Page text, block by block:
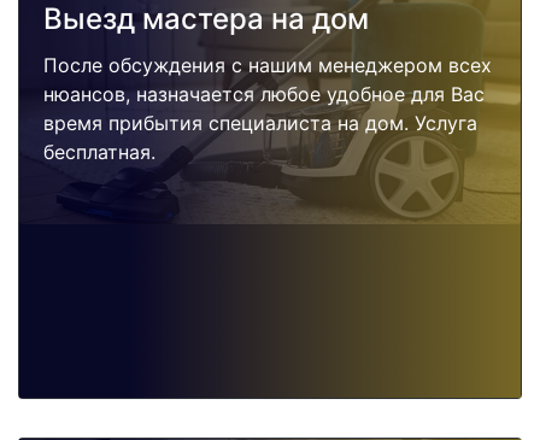
Выезд мастера на дом
После обсуждения с нашим менеджером всех
нюансов, назначается любое удобное для Вас
время прибытия специалиста на дом. Услуга
бесплатная.